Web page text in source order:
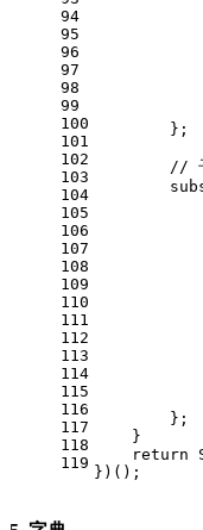
94
95
96
97
98
99
100
101
102
103
104
105
106
107
108
109
110
111
112
113
114
115
116
117
118
119
        };
//
        };
    }
return
})();